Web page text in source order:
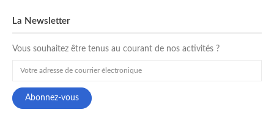
La Newsletter
Vous souhaitez être tenus au courant de nos activités ?